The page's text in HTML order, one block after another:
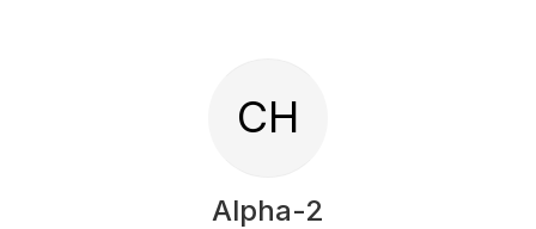
CH
Alpha-2